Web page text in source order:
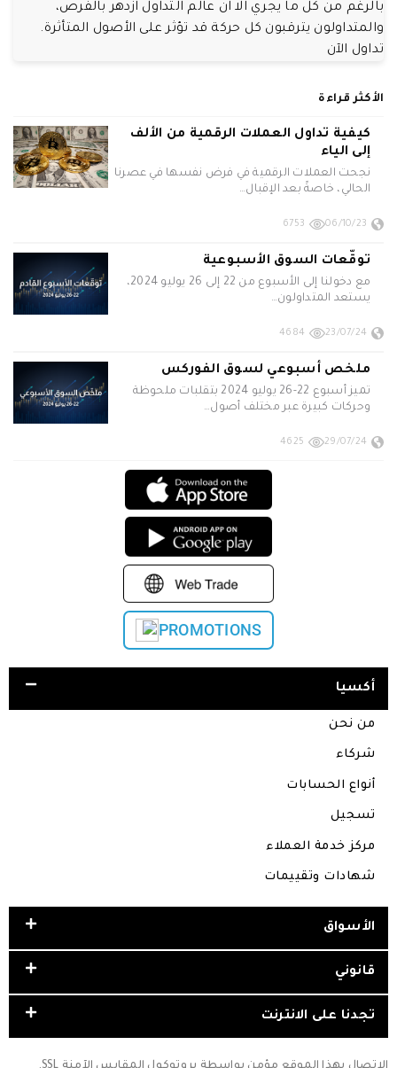
بالرغم من كل ما يجري الا ان عالم التداول ازدهر بالفرص،
والمتداولون يترقبون كل حركة قد تؤثر على الأصول المتأثرة.
تداول الآن
الأكثر قراءة
كيفية تداول العملات الرقمية من الألف
إلى الياء
نجحت العملات الرقمية في فرض نفسها في عصرنا
الحالي، خاصةً بعد الإقبال…
06/10/23
6753
توقّعات السوق الأسبوعية
مع دخولنا إلى الأسبوع من 22 إلى 26 يوليو 2024،
يستعد المتداولون…
23/07/24
4684
ملخص أسبوعي لسوق الفوركس
تميز أسبوع 22-26 يوليو 2024 بتقلبات ملحوظة
وحركات كبيرة عبر مختلف أصول…
29/07/24
4625
PROMOTIONS
أكسيا
من نحن
شركاء
أنواع الحسابات
تسجيل
مركز خدمة العملاء
شهادات وتقييمات
الأسواق
قانوني
تجدنا على الانترنت